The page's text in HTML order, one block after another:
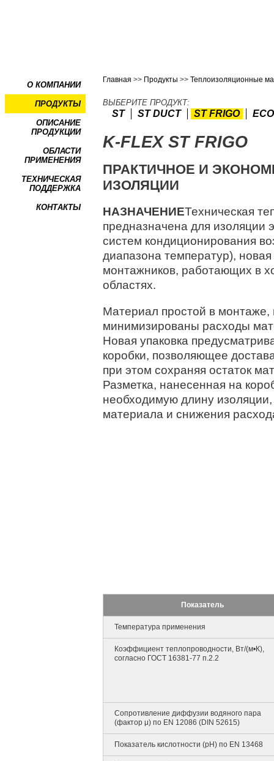
О КОМПАНИИ
ПРОДУКТЫ
ОПИСАНИЕ
ПРОДУКЦИИ
ОБЛАСТИ
ПРИМЕНЕНИЯ
ТЕХНИЧЕСКАЯ
ПОДДЕРЖКА
КОНТАКТЫ
Главная >> Продукты >> Теплоизоляционные
ВЫБЕРИТЕ ПРОДУКТ:
ST ST DUCT ST FRIGO ECO
K-FLEX ST FRIGO
ПРАКТИЧНОЕ И
ИЗОЛЯЦИИ
НАЗНАЧЕНИЕТехническая
предназначена для изоляции
систем кондиционирования
диапазона температур),
монтажников, работающих в
областях.
Материал простой в монтаже,
минимизированы расходы
Новая упаковка
коробки, позволяющее
при этом сохраняя остаток
Разметка, нанесенная на
необходимую длину
материала и снижения
Показатель
Температура применения
Коэффициент теплопроводности, Вт/(м•К),
согласно ГОСТ 16381-77 п.2.2
Сопротивление диффузии водяного пара
(фактор μ) по EN 12086 (DIN 52615)
Показатель кислотности (pH) по EN 13468